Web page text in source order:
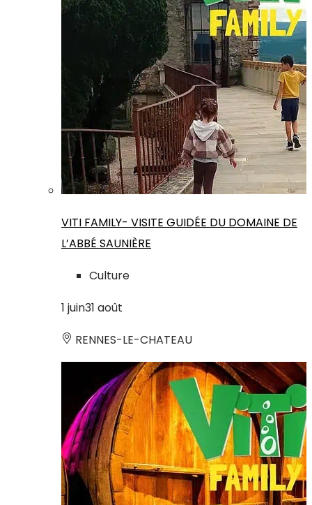
VITI FAMILY- VISITE GUIDÉE DU DOMAINE DE
L’ABBÉ SAUNIÈRE
Culture
1 juin31 août
RENNES-LE-CHATEAU